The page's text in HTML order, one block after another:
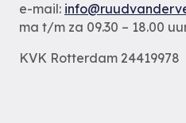
e-mail:
ma t/m za 09.30 – 18.00
KVK Rotterdam 24419978